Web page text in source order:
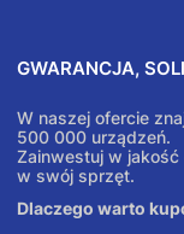
GWARANCJA,
W naszej ofercie
500 000 urządzeń.
Zainwestuj w jakość
w swój sprzęt.
Dlaczego warto